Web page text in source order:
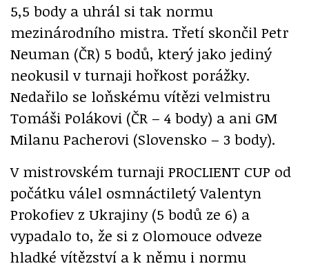
5,5 body a uhrál si tak normu
mezinárodního mistra. Třetí skončil Petr
Neuman (ČR) 5 bodů, který jako jediný
neokusil v turnaji hořkost porážky.
Nedařilo se loňskému vítězi velmistru
Tomáši Polákovi (ČR – 4 body) a ani GM
Milanu Pacherovi (Slovensko – 3 body).
V mistrovském turnaji PROCLIENT CUP od
počátku válel osmnáctiletý Valentyn
Prokofiev z Ukrajiny (5 bodů ze 6) a
vypadalo to, že si z Olomouce odveze
hladké vítězství a k němu i normu